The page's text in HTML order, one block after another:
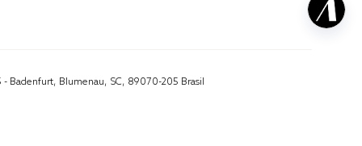
- Badenfurt, Blumenau, SC, 89070-205 Brasil